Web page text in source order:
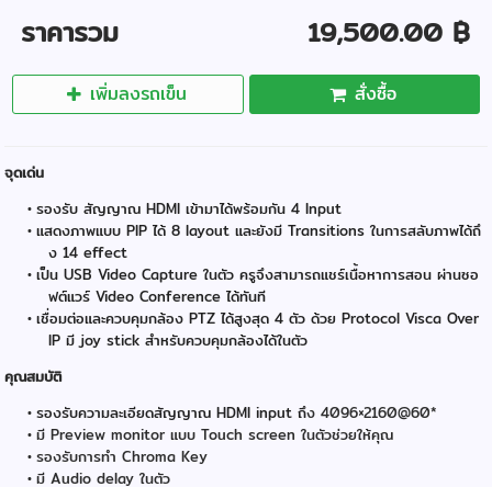
ราคารวม 19,500.00 ฿
เพิ่มลงรถเข็น สั่งซื้อ
จุดเด่น
รองรับ สัญญาณ HDMI เข้ามาได้พร้อมกัน 4 Input
แสดงภาพแบบ PIP ได้ 8 layout และยังมี Transitions ในการสลับภาพได้ถึ
ง 14 effect
เป็น USB Video Capture ในตัว ครูจึงสามารถแชร์เนื้อหาการสอน ผ่านซอ
ฟต์แวร์ Video Conference ได้ทันที
เชื่อมต่อและควบคุมกล้อง PTZ ได้สูงสุด 4 ตัว ด้วย Protocol Visca Over
IP มี joy stick สำหรับควบคุมกล้องได้ในตัว
คุณสมบัติ
รองรับความละเอียดสัญญาณ HDMI input ถึง 4096×2160@60*
มี Preview monitor แบบ Touch screen ในตัวช่วยให้คุณ
รองรับการทำ Chroma Key
มี Audio delay ในตัว